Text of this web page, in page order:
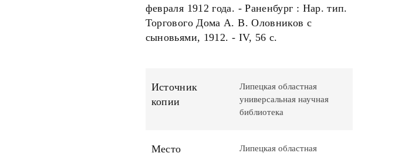
февраля 1912 года. - Раненбург : Нар. тип.
Торгового Дома А. В. Оловников с
сыновьями, 1912. - IV, 56 с.
Источник
копии
Липецкая областная
универсальная научная
библиотека
Место
Липецкая областная